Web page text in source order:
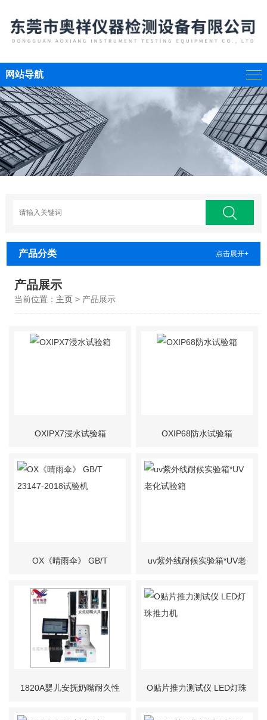
网站导航
产品分类 点击展开+
产品展示
当前位置： 主页> 产品展示
OXIPX7浸水试验箱 OXIP68防水试验箱
OX《晴雨伞》 GB/T
23147-2018试验机
uv紫外线耐候实验箱*UV老
1820A婴儿安抚奶嘴耐久性 O贴片推力测试仪 LED灯珠